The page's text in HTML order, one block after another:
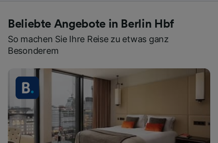
Beliebte Angebote in Berlin Hbf
So machen Sie Ihre Reise zu etwas ganz
Besonderem